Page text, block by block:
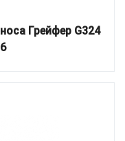
Грейфер G324